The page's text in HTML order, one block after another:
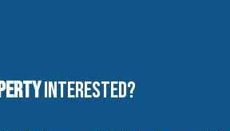
Interested?